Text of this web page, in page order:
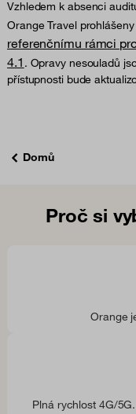
Vzhledem k absenci
Orange Travel
referenčnímu rámci
4.1 . Opravy nesouladů
přístupnosti bude
Domů
Proč si
Orange
Plná rychlost 4G/